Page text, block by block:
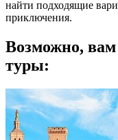
найти подходящие
приключения.
Возможно, вам
туры: